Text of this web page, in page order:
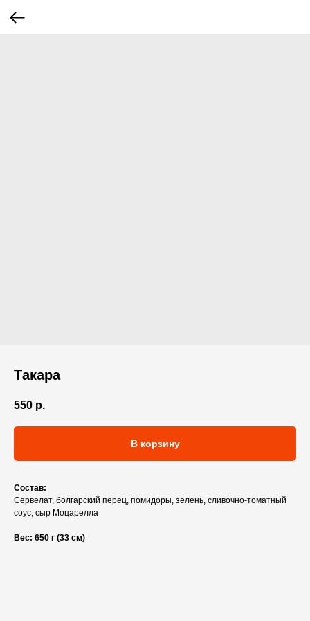
Такара
550 р.
В корзину
Состав:
Сервелат, болгарский перец, помидоры, зелень, сливочно-томатный
соус, сыр Моцарелла
Вес: 650 г (33 см)